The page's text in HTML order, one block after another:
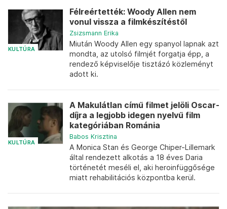
KULTÚRA
Félreértették: Woody Allen nem
vonul vissza a filmkészítéstől
Zsizsmann Erika
Miután Woody Allen egy spanyol lapnak azt
mondta, az utolsó filmjét forgatja épp, a
rendező képviselője tisztázó közleményt
adott ki.
KULTÚRA
A Makulátlan című filmet jelöli Oscar-
díjra a legjobb idegen nyelvű film
kategóriában Románia
Babos Krisztina
A Monica Stan és George Chiper-Lillemark
által rendezett alkotás a 18 éves Daria
történetét meséli el, aki heroinfüggősége
miatt rehabilitációs központba kerül.